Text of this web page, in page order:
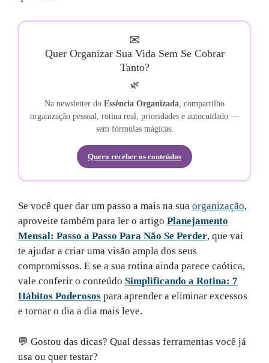
✉
Quer Organizar Sua Vida Sem Se Cobrar
Tanto?
🌿
Na newsletter do Essência Organizada, compartilho
organização pessoal, rotina real, prioridades e autocuidado —
sem fórmulas mágicas.
Quero receber os conteúdos
Se você quer dar um passo a mais na sua organização,
aproveite também para ler o artigo Planejamento
Mensal: Passo a Passo Para Não Se Perder, que vai
te ajudar a criar uma visão ampla dos seus
compromissos. E se a sua rotina ainda parece caótica,
vale conferir o conteúdo Simplificando a Rotina: 7
Hábitos Poderosos para aprender a eliminar excessos
e tornar o dia a dia mais leve.
💬 Gostou das dicas? Qual dessas ferramentas você já
usa ou quer testar?